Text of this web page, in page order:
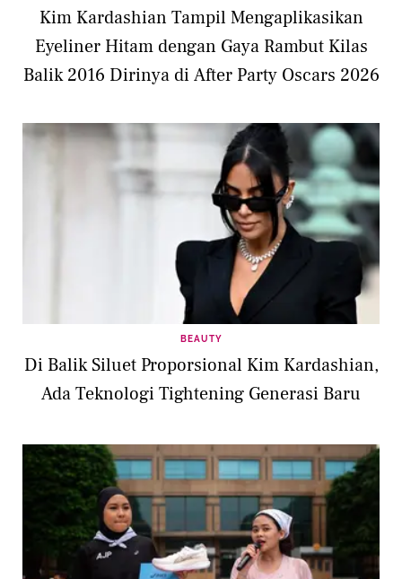
Kim Kardashian Tampil Mengaplikasikan
Eyeliner Hitam dengan Gaya Rambut Kilas
Balik 2016 Dirinya di After Party Oscars 2026
BEAUTY
Di Balik Siluet Proporsional Kim Kardashian,
Ada Teknologi Tightening Generasi Baru